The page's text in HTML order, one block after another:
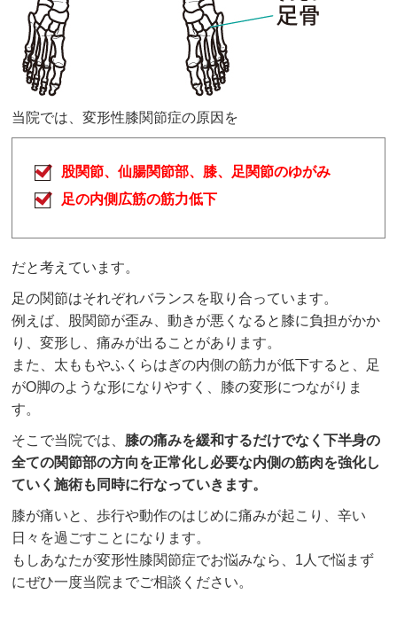
当院では、変形性膝関節症の原因を
股関節、仙腸関節部、膝、足関節のゆがみ
足の内側広筋の筋力低下
だと考えています。
足の関節はそれぞれバランスを取り合っています。
例えば、股関節が歪み、動きが悪くなると膝に負担がかか
り、変形し、痛みが出ることがあります。
また、太ももやふくらはぎの内側の筋力が低下すると、足
がO脚のような形になりやすく、膝の変形につながりま
す。
そこで当院では、 膝の痛みを緩和するだけでなく下半身の
全ての関節部の方向を正常化し必要な内側の筋肉を強化し
ていく施術も同時に行なっていきます。
膝が痛いと、歩行や動作のはじめに痛みが起こり、辛い
日々を過ごすことになります。
もしあなたが変形性膝関節症でお悩みなら、1人で悩まず
にぜひ一度当院までご相談ください。